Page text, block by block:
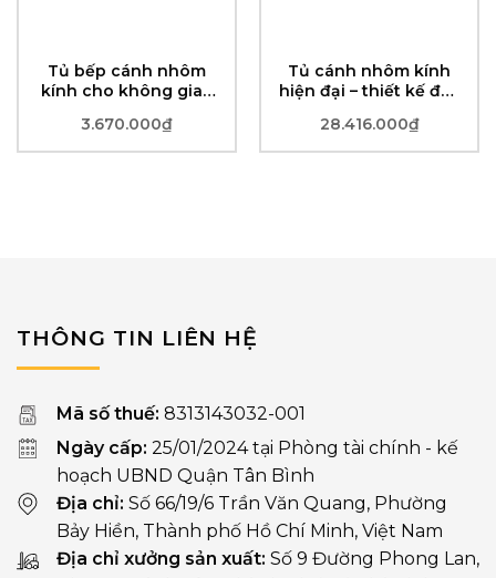
Tủ bếp cánh nhôm
kính cho không gian
3.670.000₫
Tủ cánh nhôm kính
hiện đại – thiết kế độc
không gian đẳng cấp
28.416.000₫
THÔNG TIN LIÊN HỆ
Mã số thuế: 8313143032-001
Ngày cấp: 25/01/2024 tại Phòng tài chính - kế
hoạch UBND Quận Tân Bình
Địa chỉ: Số 66/19/6 Trần Văn Quang, Phường
Bảy Hiền, Thành phố Hồ Chí Minh, Việt Nam
Địa chỉ xưởng sản xuất: Số 9 Đường Phong Lan,